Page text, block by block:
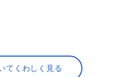
てくわしく見る